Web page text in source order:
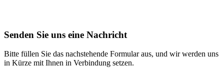
Senden Sie uns eine Nachricht
Bitte füllen Sie das nachstehende Formular aus, und wir werden uns
in Kürze mit Ihnen in Verbindung setzen.